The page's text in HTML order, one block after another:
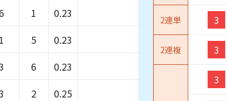
1
0.23
5
0.23
6
0.23
2 0.25
2連単 3
2連複 3
3